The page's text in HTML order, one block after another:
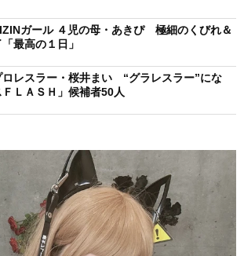
ガール ４児の母・あきぴ 極細のくびれ＆
最高の１日」
ロレスラー・桜井まい “グラレスラー”にな
ＬＡＳＨ」候補者50人